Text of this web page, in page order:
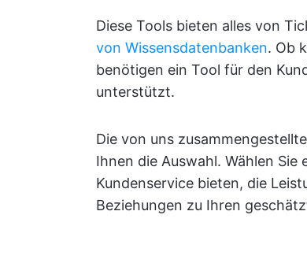
Diese Tools bieten alles von
von Wissensdatenbanken. Ob
benötigen ein Tool für den
unterstützt.
Die von uns
Ihnen die Auswahl. Wählen
Kundenservice bieten, die
Beziehungen zu Ihren